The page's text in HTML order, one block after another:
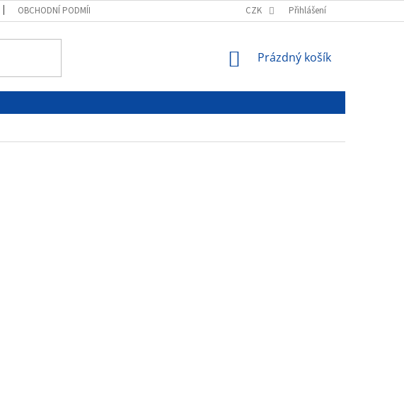
OBCHODNÍ PODMÍNKY PODMÍNKY OCHRANY OSOBNÍCH ÚDAJŮ
CZK Přihlášení
NÁKUPNÍ
Prázdný košík